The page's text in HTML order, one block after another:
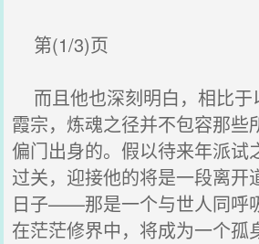
第(1/3)页
而且他也深刻明白，相比于
霞宗，炼魂之径并不包容那些
偏门出身的。假以待来年派试
过关，迎接他的将是一段离开
日子——那是一个与世人同呼
在茫茫修界中，将成为一个孤